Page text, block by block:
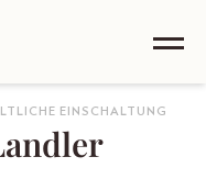
EINSCHALTUNG